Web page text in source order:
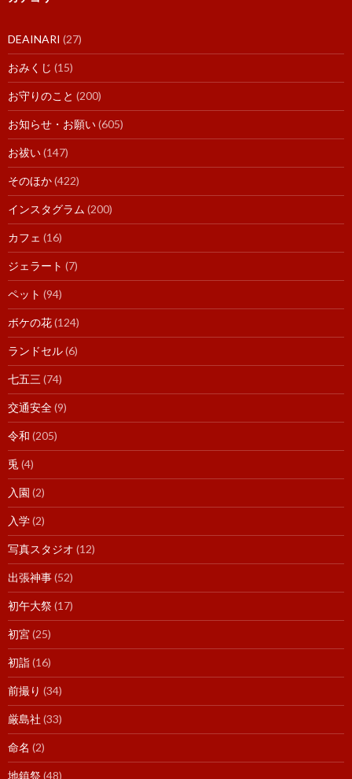
DEAINARI (27)
おみくじ (15)
お守りのこと (200)
お知らせ・お願い(605)
お祓い(147)
そのほか(422)
インスタグラム (200)
カフェ (16)
ジェラート (7)
ペット (94)
ボケの花(124)
ランドセル(6)
七五三 (74)
交通安全(9)
令和 (205)
兎 (4)
入園 (2)
入学(2)
写真スタジオ (12)
出張神事(52)
初午大祭(17)
初宮(25)
初詣(16)
前撮り (34)
厳島社 (33)
命名 (2)
地鎮祭(48)